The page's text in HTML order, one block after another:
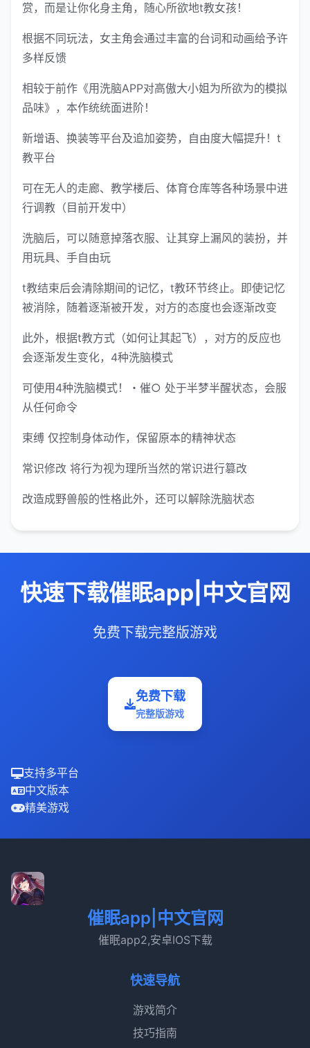
赏，而是让你化身主角，随心所欲地t教女孩！
根据不同玩法，女主角会通过丰富的台词和动画给予许
多样反馈
相较于前作《用洗脑APP对高傲大小姐为所欲为的模拟
品味》，本作统统面进阶！
新增语、换装等平台及追加姿势，自由度大幅提升！t
教平台
可在无人的走廊、教学楼后、体育仓库等各种场景中进
行调教（目前开发中）
洗脑后，可以随意掉落衣服、让其穿上漏风的装扮，并
用玩具、手自由玩
t教结束后会清除期间的记忆，t教环节终止。即使记忆
被消除，随着逐渐被开发，对方的态度也会逐渐改变
此外，根据t教方式（如何让其起飞），对方的反应也
会逐渐发生变化，4种洗脑模式
可使用4种洗脑模式！・催○ 处于半梦半醒状态，会服
从任何命令
束缚 仅控制身体动作，保留原本的精神状态
常识修改 将行为视为理所当然的常识进行篡改
改造成野兽般的性格此外，还可以解除洗脑状态
快速下载催眠app|中文官网
免费下载完整版游戏
免费下载
完整版游戏
支持多平台
中文版本
精美游戏
催眠app|中文官网
催眠app2,安卓IOS下载
快速导航
游戏简介
技巧指南